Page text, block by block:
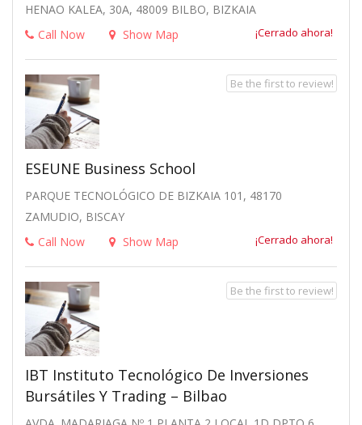
HENAO KALEA, 30A, 48009 BILBO, BIZKAIA
Call Now
Show Map ¡Cerrado ahora!
ESEUNE Business School
PARQUE TECNOLÓGICO DE BIZKAIA 101, 48170
ZAMUDIO, BISCAY
Call Now
Show Map ¡Cerrado ahora!
Be the first to review!
IBT Instituto Tecnológico De Inversiones
Bursátiles Y Trading – Bilbao
Be the first to review!